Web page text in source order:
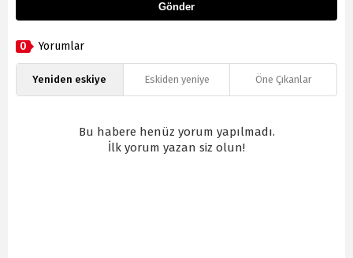
Gönder
0 Yorumlar
Yeniden eskiye Eskiden yeniye Öne Çıkanlar
Bu habere henüz yorum yapılmadı.
İlk yorum yazan siz olun!